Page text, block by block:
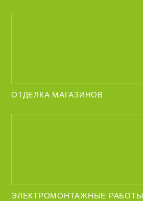
ОТДЕЛКА МАГАЗИНОВ
ЭЛЕКТРОМОНТАЖНЫЕ РАБОТЫ